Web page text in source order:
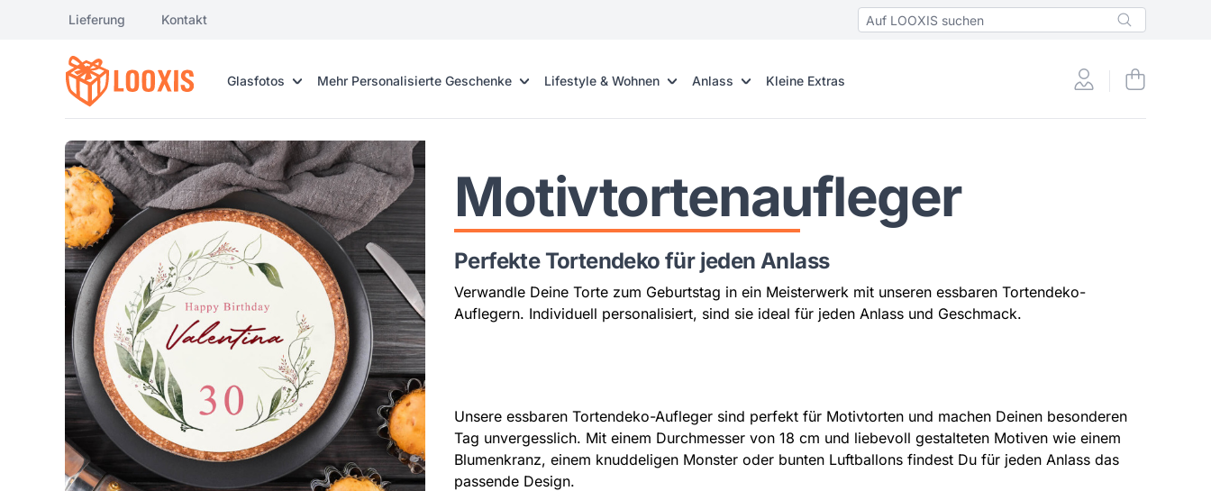
Lieferung Kontakt
Glasfotos Mehr Personalisierte Geschenke Lifestyle & Wohnen Anlass Kleine Extras
Motivtortenaufleger
Perfekte Tortendeko für jeden Anlass
Verwandle Deine Torte zum Geburtstag in ein Meisterwerk mit unseren essbaren Tortendeko-
Auflegern. Individuell personalisiert, sind sie ideal für jeden Anlass und Geschmack.
Unsere essbaren Tortendeko-Aufleger sind perfekt für Motivtorten und machen Deinen besonderen
Tag unvergesslich. Mit einem Durchmesser von 18 cm und liebevoll gestalteten Motiven wie einem
Blumenkranz, einem knuddeligen Monster oder bunten Luftballons findest Du für jeden Anlass das
passende Design.